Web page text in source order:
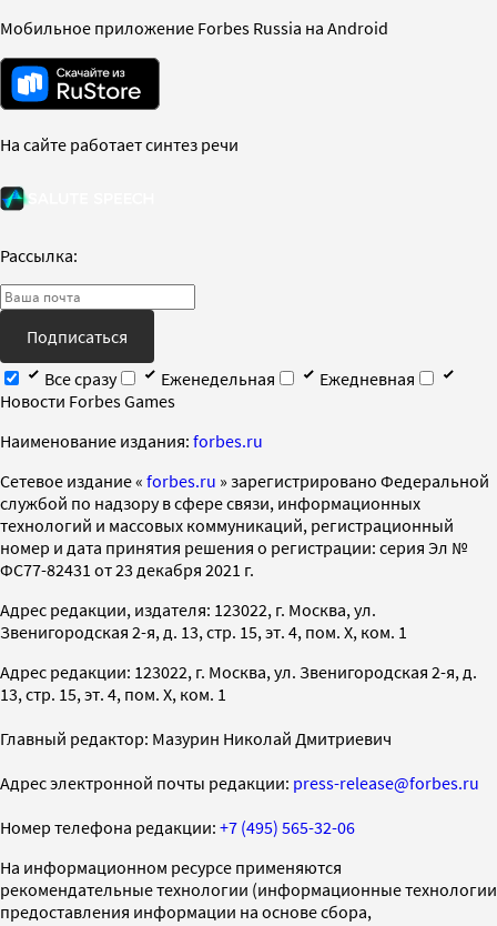
Мобильное приложение Forbes Russia на Android
На сайте работает синтез речи
Рассылка:
Подписаться
Все сразу
Еженедельная
Ежедневная
Новости Forbes Games
Наименование издания: forbes.ru
Cетевое издание « forbes.ru » зарегистрировано Федеральной
службой по надзору в сфере связи, информационных
технологий и массовых коммуникаций, регистрационный
номер и дата принятия решения о регистрации: серия Эл №
ФС77-82431 от 23 декабря 2021 г.
Адрес редакции, издателя: 123022, г. Москва, ул.
Звенигородская 2-я, д. 13, стр. 15, эт. 4, пом. X, ком. 1
Адрес редакции: 123022, г. Москва, ул. Звенигородская 2-я, д.
13, стр. 15, эт. 4, пом. X, ком. 1
Главный редактор: Мазурин Николай Дмитриевич
Адрес электронной почты редакции: press-release@forbes.ru
Номер телефона редакции: +7 (495) 565-32-06
На информационном ресурсе применяются
рекомендательные технологии (информационные технологии
предоставления информации на основе сбора,